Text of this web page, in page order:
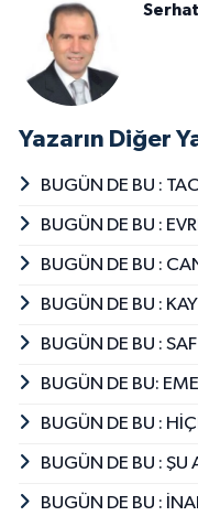
Yazarın Diğer
BUGÜN DE BU :
BUGÜN DE BU :
BUGÜN DE BU :
BUGÜN DE BU :
BUGÜN DE BU :
BUGÜN DE BU:
BUGÜN DE BU :
BUGÜN DE BU : ŞU
BUGÜN DE BU :